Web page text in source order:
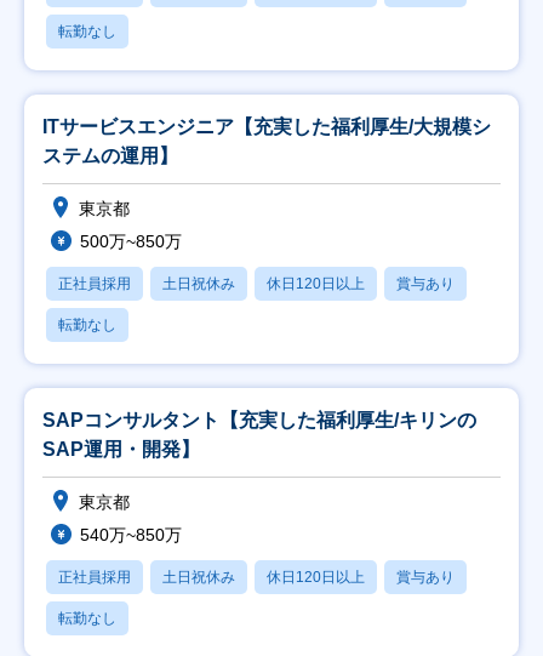
転勤なし
ITサービスエンジニア【充実した福利厚生/大規模シ
ステムの運用】
東京都
500万~850万
正社員採用 土日祝休み 休日120日以上 賞与あり
転勤なし
SAPコンサルタント【充実した福利厚生/キリンの
SAP運用・開発】
東京都
540万~850万
正社員採用 土日祝休み 休日120日以上 賞与あり
転勤なし